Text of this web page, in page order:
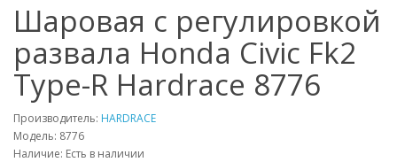
Шаровая с регулировкой
развала Honda Civic Fk2
Type-R Hardrace 8776
Производитель: HARDRACE
Модель: 8776
Наличие: Есть в наличии